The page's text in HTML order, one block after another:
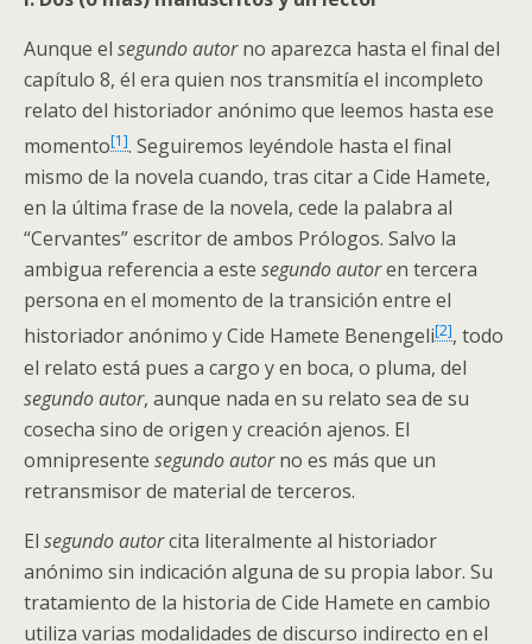
Aunque el segundo autorno aparezca hasta el final del
capítulo 8, él era quien nos transmitía el incompleto
relato del historiador anónimo que leemos hasta ese
momento[1]. Seguiremos leyéndole hasta el final
mismo de la novela cuando, tras citar a Cide Hamete,
en la última frase de la novela, cede la palabra al
“Cervantes” escritor de ambos Prólogos. Salvo la
ambigua referencia a este segundo autoren tercera
persona en el momento de la transición entre el
historiador anónimo y Cide Hamete Benengeli[2], todo
el relato está pues a cargo y en boca, o pluma, del
segundo autor, aunque nada en su relato sea de su
cosecha sino de origen y creación ajenos. El
omnipresente segundo autorno es más que un
retransmisor de material de terceros.
El segundo autorcita literalmente al historiador
anónimo sin indicación alguna de su propia labor. Su
tratamiento de la historia de Cide Hamete en cambio
utiliza varias modalidades de discurso indirecto en el